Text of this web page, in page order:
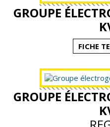
GROUPE
FICHE
GROUPE